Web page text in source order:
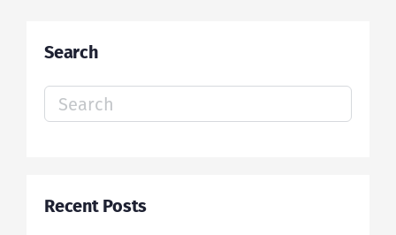
Search
Search
for:
Recent Posts